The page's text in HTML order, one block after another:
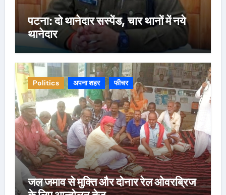
पटना: दो थानेदार सस्पेंड, चार थानों में नये
थानेदार
Politics अपना शहर फीचर
जल जमाव से मुक्ति और दोनार रेल ओवरब्रिज